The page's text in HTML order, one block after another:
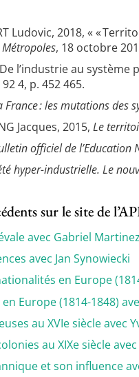
Ludovic, 2018, « «
Métropoles, 18 octobre
De l’industrie au
4, p. 452 465.
France : les mutations des
Jacques, 2015,Le
officiel de l’Education
hyper-industrielle. Le
sur le site de
avec Gabriel
avec Jan Synowiecki
en Europe
Europe (1814-1848)
au XVIe siècle avec
au XIXe siècle
et son influence